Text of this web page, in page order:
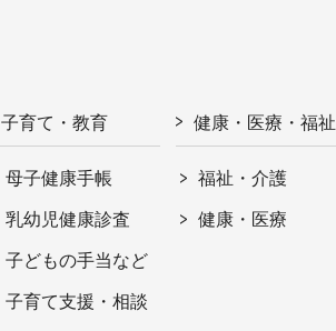
子育て・教育
母子健康手帳
乳幼児健康診査
子どもの手当など
子育て支援・相談
健康・医療・福祉
福祉・介護
健康・医療